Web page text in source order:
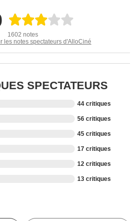
1602 notes
les notes spectateurs d'AlloCiné
SPECTATEURS
44 critiques
56 critiques
45 critiques
17 critiques
12 critiques
13 critiques